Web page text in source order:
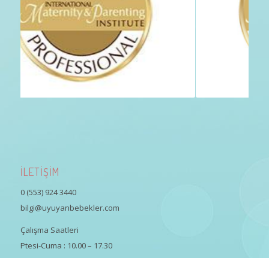
İLETİŞİM
0 (553) 924 3440
bilgi@uyuyanbebekler.com
Çalışma Saatleri
Ptesi-Cuma : 10.00 – 17.30